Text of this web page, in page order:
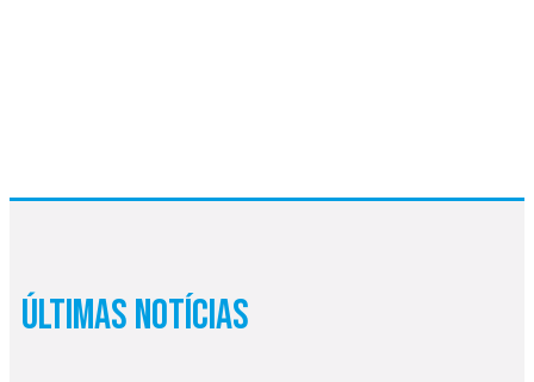
Últimas Notícias